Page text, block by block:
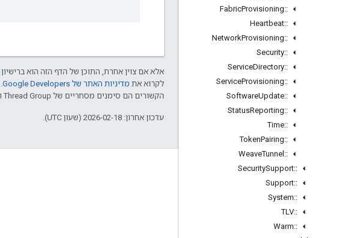
::
FabricProvisioning
::
Heartbeat
::
NetworkProvisioning
::
Security
::
ServiceDirectory
::
ServiceProvisioning
::
SoftwareUpdate
::
StatusReporting
::
Time
::
TokenPairing
::
WeaveTunnel
::
SecuritySupport
::
Support
::
System
::
TLV
::
Warm
אלא אם צוין אחרת, התוכן של הדף הזה הוא ברישיון
לקרוא את מדיניות האתר של Google Developers‏
הקשורים הם סימנים מסחריים של Thread Group והשימוש בהם נעשה ברישיון.
עדכון אחרון: 2026-02-18 (שעון UTC).
GitHub
OpenWeave
OpenThread